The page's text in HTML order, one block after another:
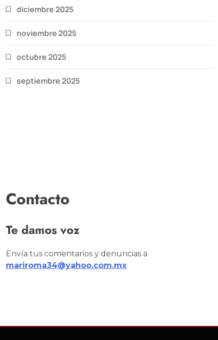
diciembre 2025
noviembre 2025
octubre 2025
septiembre 2025
Contacto
Te damos voz
Envía tus comentarios y denuncias a
mariroma34@yahoo.com.mx